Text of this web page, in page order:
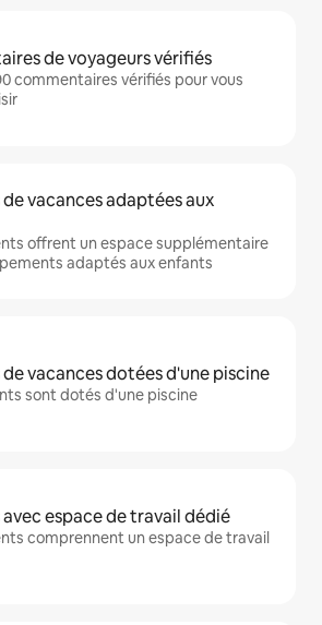
de voyageurs vérifiés
commentaires vérifiés pour vous
vacances adaptées aux
offrent un espace supplémentaire
adaptés aux enfants
vacances dotées d'une piscine
sont dotés d'une piscine
espace de travail dédié
comprennent un espace de travail